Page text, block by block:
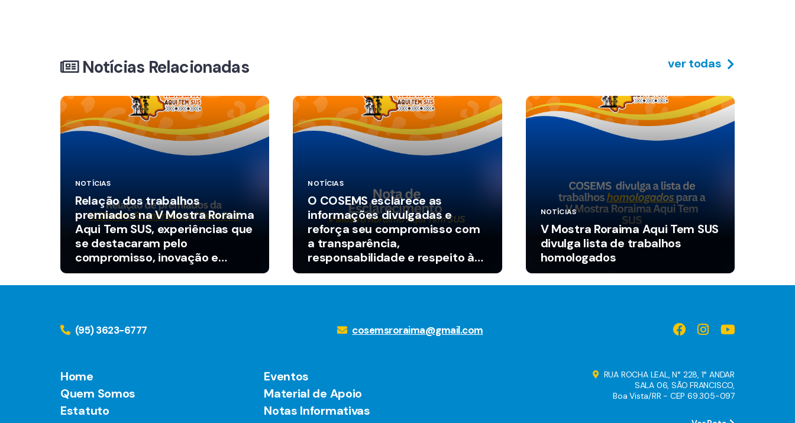
Notícias Relacionadas ver todas
NOTÍCIAS
Relação dos trabalhos
premiados na V Mostra Roraima
Aqui Tem SUS, experiências que
se destacaram pelo
compromisso, inovação e
fortalecimento do SUS nos
municípios.
NOTÍCIAS
O COSEMS esclarece as
informações divulgadas e
reforça seu compromisso com
a transparência,
responsabilidade e respeito à
população.
NOTÍCIAS
V Mostra Roraima Aqui Tem SUS
divulga lista de trabalhos
homologados
(95) 3623-6777 cosemsroraima@gmail.com
Home
Quem Somos
Estatuto
Eventos
Material de Apoio
Notas Informativas
RUA ROCHA LEAL, N° 228, 1° ANDAR
SALA 06, SÃO FRANCISCO,
Boa Vista/RR - CEP 69.305-097